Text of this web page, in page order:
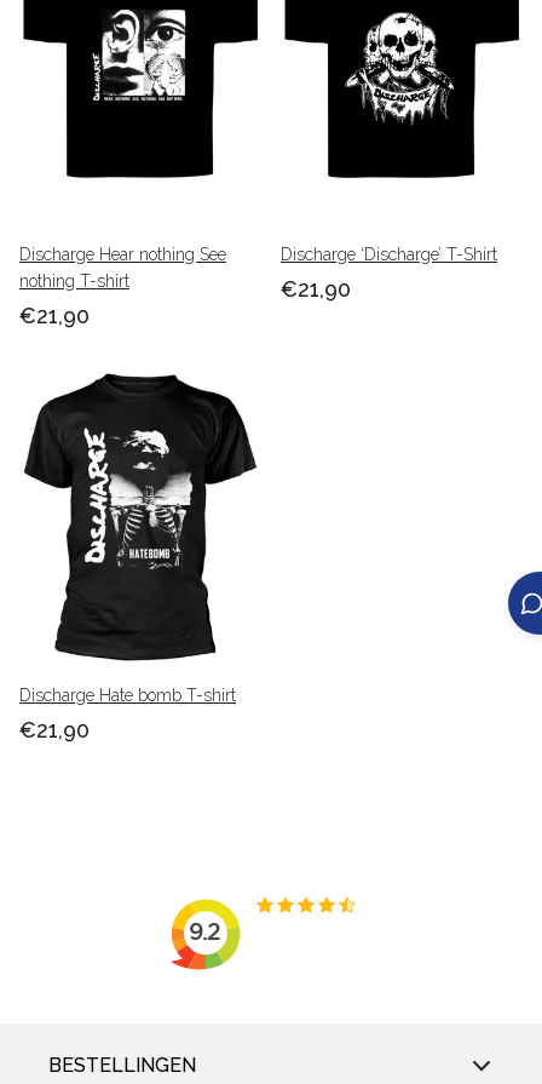
Discharge Hear nothing See
nothing T-shirt
€21,90
Discharge ‘Discharge’ T-Shirt
€21,90
Discharge Hate bomb T-shirt
€21,90
BESTELLINGEN